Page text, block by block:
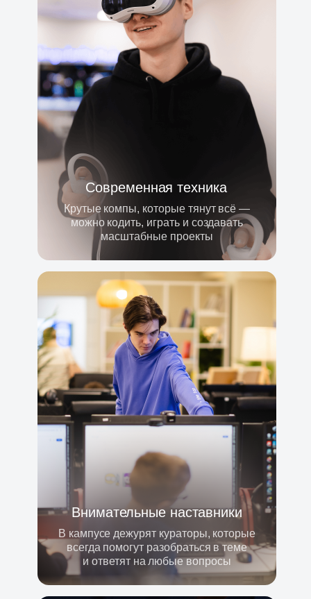
Современная техника
Крутые компы, которые тянут всё —
можно кодить, играть и создавать
масштабные проекты
Внимательные наставники
В кампусе дежурят кураторы, которые
всегда помогут разобраться в теме
и ответят на любые вопросы